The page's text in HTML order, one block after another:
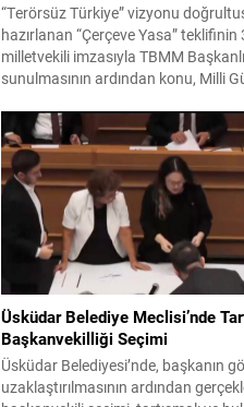
“Terörsüz Türkiye” vizyonu
hazırlanan “Çerçeve Yasa” teklifinin
milletvekili imzasıyla TBMM
sunulmasının ardından konu, Milli
Toplantı sonrası yayımlanan sekiz
bildiri, ülke güvenliği ve bölgesel
değerlendirmeleri içermektedir.
15 dakika süren oturumun sonuç
terörle mücadele, bölgesel istikrar,...
Üsküdar Belediye Meclisi’nde
Başkanvekilliği Seçimi
Üsküdar Belediyesi’nde, başkanın
uzaklaştırılmasının ardından